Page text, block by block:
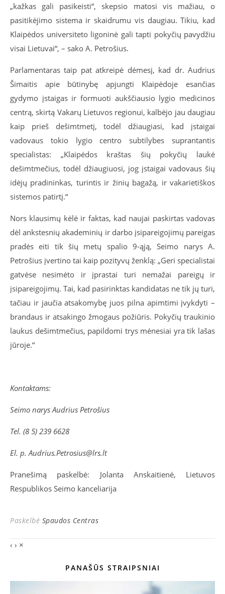
„kažkas gali pasikeisti“, skepsio matosi vis mažiau, o
pasitikėjimo sistema ir skaidrumu vis daugiau. Tikiu, kad
Klaipėdos universiteto ligoninė gali tapti pokyčių pavydžiu
visai Lietuvai“, – sako A. Petrošius.
Parlamentaras taip pat atkreipė dėmesį, kad dr. Audrius
Šimaitis apie būtinybę apjungti Klaipėdoje esančias
gydymo įstaigas ir formuoti aukščiausio lygio medicinos
centrą, skirtą Vakarų Lietuvos regionui, kalbėjo jau daugiau
kaip prieš dešimtmetį, todėl džiaugiasi, kad įstaigai
vadovaus tokio lygio centro subtilybes suprantantis
specialistas: „Klaipėdos kraštas šių pokyčių laukė
dešimtmečius, todėl džiaugiuosi, jog įstaigai vadovaus šių
idėjų pradininkas, turintis ir žinių bagažą, ir vakarietiškos
sistemos patirtį.“
Nors klausimų kėlė ir faktas, kad naujai paskirtas vadovas
dėl ankstesnių akademinių ir darbo įsipareigojimų pareigas
pradės eiti tik šių metų spalio 9-ąją, Seimo narys A.
Petrošius įvertino tai kaip pozityvų ženklą: „Geri specialistai
gatvėse nesimėto ir įprastai turi nemažai pareigų ir
įsipareigojimų. Tai, kad pasirinktas kandidatas ne tik jų turi,
tačiau ir jaučia atsakomybę juos pilna apimtimi įvykdyti –
brandaus ir atsakingo žmogaus požiūris. Pokyčių traukinio
laukus dešimtmečius, papildomi trys mėnesiai yra tik lašas
jūroje.“
Kontaktams:
Seimo narys Audrius Petrošius
Tel. (8 5) 239 6628
El. p.Audrius.Petrosius@lrs.lt
Pranešimą paskelbė: Jolanta Anskaitienė, Lietuvos
Respublikos Seimo kanceliarija
Paskelbė Spaudos Centras
‹ › ×
PANAŠŪS STRAIPSNIAI